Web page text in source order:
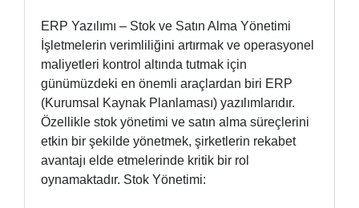
ERP Yazılımı – Stok ve Satın Alma Yönetimi
İşletmelerin verimliliğini artırmak ve operasyonel
maliyetleri kontrol altında tutmak için
günümüzdeki en önemli araçlardan biri ERP
(Kurumsal Kaynak Planlaması) yazılımlarıdır.
Özellikle stok yönetimi ve satın alma süreçlerini
etkin bir şekilde yönetmek, şirketlerin rekabet
avantajı elde etmelerinde kritik bir rol
oynamaktadır. Stok Yönetimi: